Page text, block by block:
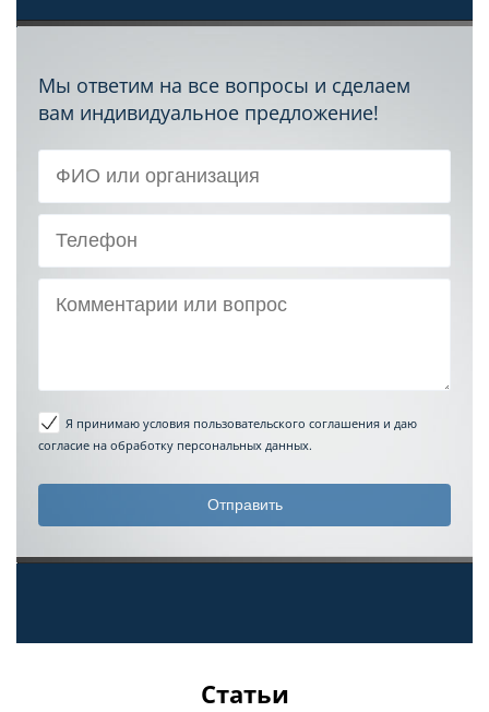
Мы ответим на все вопросы и сделаем
вам индивидуальное предложение!
Я принимаю условия пользовательского соглашения и даю
согласие на обработку персональных данных.
Статьи